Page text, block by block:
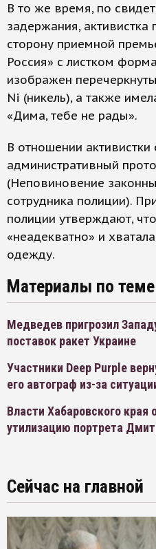
В то же время, по
задержания, активистка
сторону приемной
Россия» с листком
изображен
Ni (никель), а также
«Дима, тебе не рады».
В отношении активистки
административный
(Неповиновение
сотрудника полиции).
полиции утверждают,
«неадекватно» и
одежду.
Материалы по теме
Медведев пригрозил
поставок ракет Украине
Участники Deep Purple
его автограф из-за
Власти Хабаровского края
утилизацию портрета
Сейчас на главной